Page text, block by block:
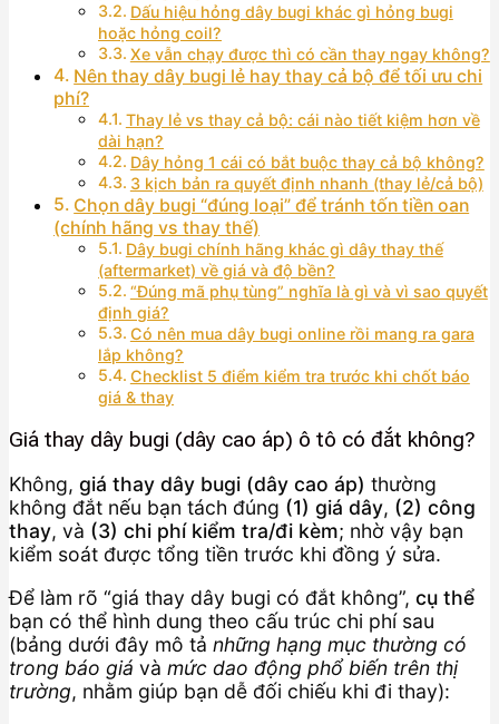
Dấu hiệu hỏng dây bugi khác gì hỏng bugi
hoặc hỏng coil?
Xe vẫn chạy được thì có cần thay ngay không?
Nên thay dây bugi lẻ hay thay cả bộ để tối ưu chi
phí?
Thay lẻ vs thay cả bộ: cái nào tiết kiệm hơn về
dài hạn?
Dây hỏng 1 cái có bắt buộc thay cả bộ không?
3 kịch bản ra quyết định nhanh (thay lẻ/cả bộ)
Chọn dây bugi “đúng loại” để tránh tốn tiền oan
(chính hãng vs thay thế)
Dây bugi chính hãng khác gì dây thay thế
(aftermarket) về giá và độ bền?
“Đúng mã phụ tùng” nghĩa là gì và vì sao quyết
định giá?
Có nên mua dây bugi online rồi mang ra gara
lắp không?
Checklist 5 điểm kiểm tra trước khi chốt báo
giá & thay
Giá thay dây bugi (dây cao áp) ô tô có đắt không?
Không, giá thay dây bugi (dây cao áp) thường
không đắt nếu bạn tách đúng (1) giá dây, (2) công
thay, và (3) chi phí kiểm tra/đi kèm; nhờ vậy bạn
kiểm soát được tổng tiền trước khi đồng ý sửa.
Để làm rõ “giá thay dây bugi có đắt không”, cụ thể
bạn có thể hình dung theo cấu trúc chi phí sau
(bảng dưới đây mô tả những hạng mục thường có
trong báo giá và mức dao động phổ biến trên thị
trường, nhằm giúp bạn dễ đối chiếu khi đi thay):